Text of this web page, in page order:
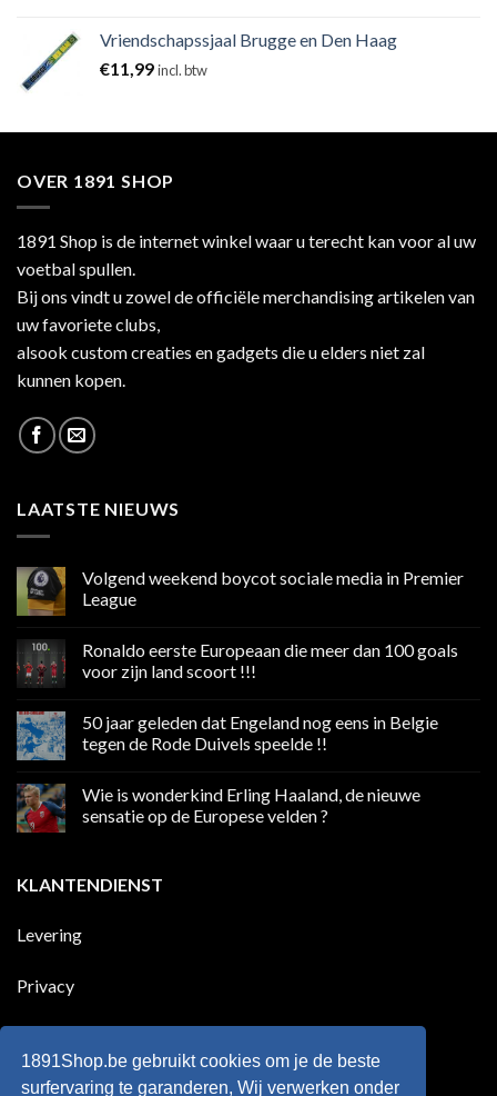
Vriendschapssjaal Brugge en Den Haag
€11,99incl. btw
OVER 1891 SHOP
1891 Shop is de internet winkel waar u terecht kan voor al uw
voetbal spullen.
Bij ons vindt u zowel de officiële merchandising artikelen van
uw favoriete clubs,
alsook custom creaties en gadgets die u elders niet zal
kunnen kopen.
LAATSTE NIEUWS
Volgend weekend boycot sociale media in Premier
League
op
weekend
media
in
Premier
Ronaldo eerste Europeaan die meer dan 100 goals
voor zijn land scoort !!!
op
Ronaldo
eerste
meer
100
land
scoort
50 jaar geleden dat Engeland nog eens in Belgie
tegen de Rode Duivels speelde !!
op
jaar
nog
eens
tegen
Wie is wonderkind Erling Haaland, de nieuwe
sensatie op de Europese velden ?
Wie
is
Haaland,
Europese
?
KLANTENDIENST
Levering
Privacy
Retourneren
1891Shop.be gebruikt cookies om je de beste
surfervaring te garanderen, Wij verwerken onder